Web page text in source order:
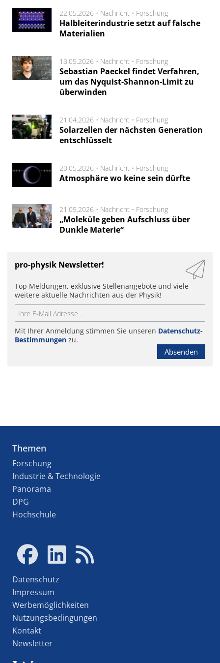
22.05.2026 • Nachricht • Forschung
Halbleiterindustrie setzt auf falsche
Materialien
13.05.2026 • Nachricht • Forschung
Sebastian Paeckel findet Verfahren,
um das Nyquist-Shannon-Limit zu
überwinden
21.04.2026 • Nachricht • Forschung
Solarzellen der nächsten Generation
entschlüsselt
20.05.2026 • Nachricht • Forschung
Atmosphäre wo keine sein dürfte
21.05.2026 • Nachricht • Forschung
„Moleküle geben Aufschluss über
Dunkle Materie“
pro-physik Newsletter!
Top Meldungen, exklusive Stellenangebote und viele
weitere aktuelle Nachrichten aus der Physik!
Mit Ihrer Anmeldung stimmen Sie unseren Datenschutz-
Bestimmungen zu.
Absenden
Themen
Forschung
Industrie & Technologie
Panorama
DPG
Hochschule
Datenschutz
Impressum
Werbemöglichkeiten
Nutzungsbedingungen
Kontakt
Newsletter